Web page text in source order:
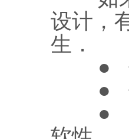
设计，
生．
● 使
● 使
● 减